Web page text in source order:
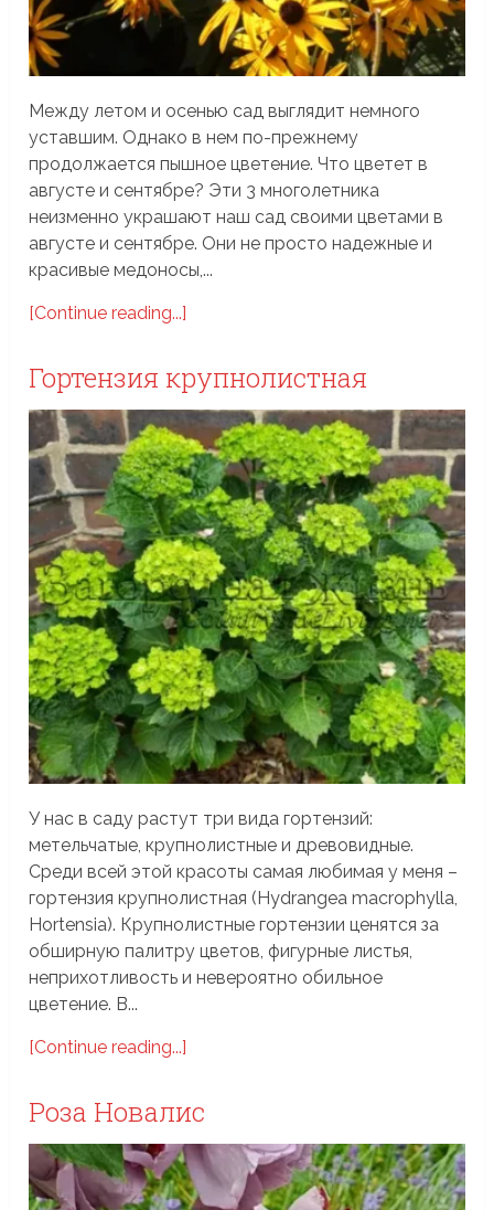
Между летом и осенью сад выглядит немного
уставшим. Однако в нем по-прежнему
продолжается пышное цветение. Что цветет в
августе и сентябре? Эти 3 многолетника
неизменно украшают наш сад своими цветами в
августе и сентябре. Они не просто надежные и
красивые медоносы,...
[Continue reading...]
Гортензия крупнолистная
У нас в саду растут три вида гортензий:
метельчатые, крупнолистные и древовидные.
Среди всей этой красоты самая любимая у меня –
гортензия крупнолистная (Hydrangea macrophylla,
Hortensia). Крупнолистные гортензии ценятся за
обширную палитру цветов, фигурные листья,
неприхотливость и невероятно обильное
цветение. В...
[Continue reading...]
Роза Новалис